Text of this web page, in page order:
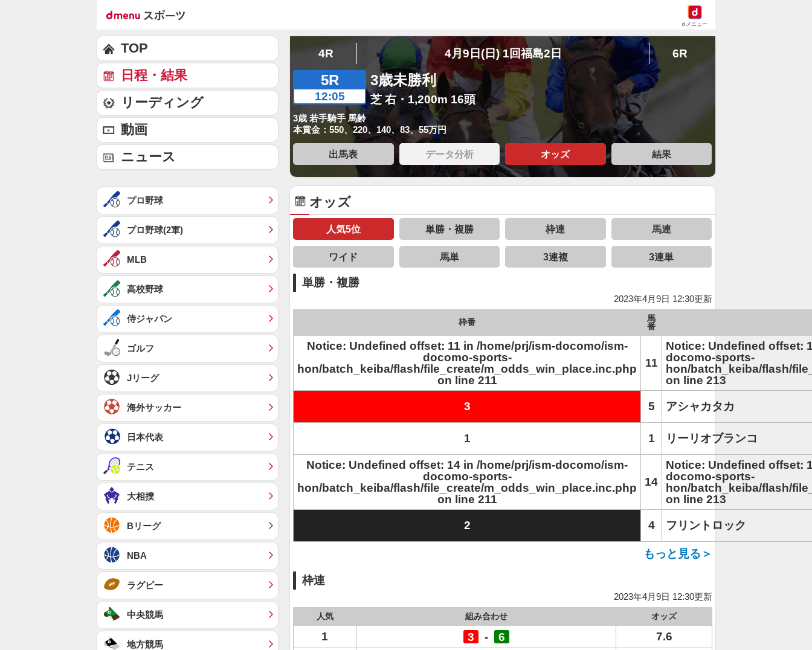
dメニュー
4R 4月9日(日) 1回福島2日 6R
5R
12:05
3歳未勝利
芝 右・1,200m 16頭
3歳 若手騎手 馬齢
本賞金：550、220、140、83、55万円
出馬表 データ分析 オッズ 結果
オッズ
人気5位 単勝・複勝 枠連 馬連
ワイド 馬単 3連複 3連単
単勝・複勝
2023年4月9日 12:30更新
枠番
馬
番
Notice: Undefined offset: 11 in /home/prj/ism-docomo/ism-
docomo-sports-
hon/batch_keiba/flash/file_create/m_odds_win_place.inc.php
on line 211
11
Notice: Undefined offset:
docomo-sports-
hon/batch_keiba/flash/
on line 213
3 5 アシャカタカ
1 1 リーリオブランコ
Notice: Undefined offset: 14 in /home/prj/ism-docomo/ism-
docomo-sports-
hon/batch_keiba/flash/file_create/m_odds_win_place.inc.php
on line 211
14
Notice: Undefined offset:
docomo-sports-
hon/batch_keiba/flash/
on line 213
2 4 フリントロック
もっと見る＞
枠連
2023年4月9日 12:30更新
人気 組み合わせ オッズ
1 3 - 6
7.6
TOP
日程・結果
リーディング
動画
ニュース
プロ野球
プロ野球(2軍)
MLB
高校野球
侍ジャパン
ゴルフ
Jリーグ
海外サッカー
日本代表
テニス
大相撲
Bリーグ
NBA
ラグビー
中央競馬
地方競馬